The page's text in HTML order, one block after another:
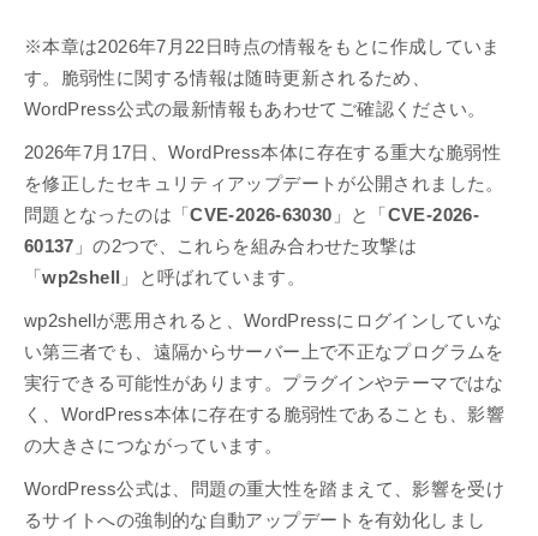
※本章は2026年7月22日時点の情報をもとに作成していま
す。脆弱性に関する情報は随時更新されるため、
WordPress公式の最新情報もあわせてご確認ください。
2026年7月17日、WordPress本体に存在する重大な脆弱性
を修正したセキュリティアップデートが公開されました。
問題となったのは「CVE-2026-63030 」と「 CVE-2026-
60137 」の2つで、これらを組み合わせた攻撃は
「wp2shell 」と呼ばれています。
wp2shellが悪用されると、WordPressにログインしていな
い第三者でも、遠隔からサーバー上で不正なプログラムを
実行できる可能性があります。プラグインやテーマではな
く、WordPress本体に存在する脆弱性であることも、影響
の大きさにつながっています。
WordPress公式は、問題の重大性を踏まえて、影響を受け
るサイトへの強制的な自動アップデートを有効化しまし